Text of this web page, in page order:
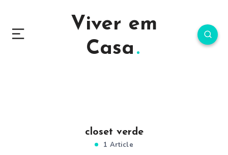
Viver em
Casa
closet verde
1 Article